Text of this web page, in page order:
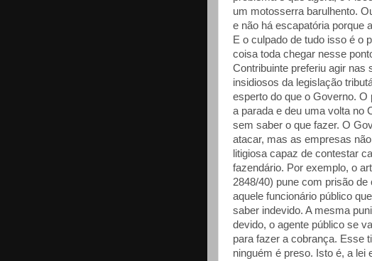
um motosserra barulhento.
e não há escapatória porque
E o culpado de tudo isso é o
coisa toda chegar nesse
Contribuinte preferiu agir
insidiosos da legislação
esperto do que o Governo.
a parada e deu uma volta no
sem saber o que fazer. O
atacar, mas as empresas
litigiosa capaz de contestar
fazendário. Por exemplo, o
2848/40) pune com prisão
aquele funcionário público
saber indevido. A mesma
devido, o agente público se
para fazer a cobrança. Esse
ninguém é preso. Isto é, a lei